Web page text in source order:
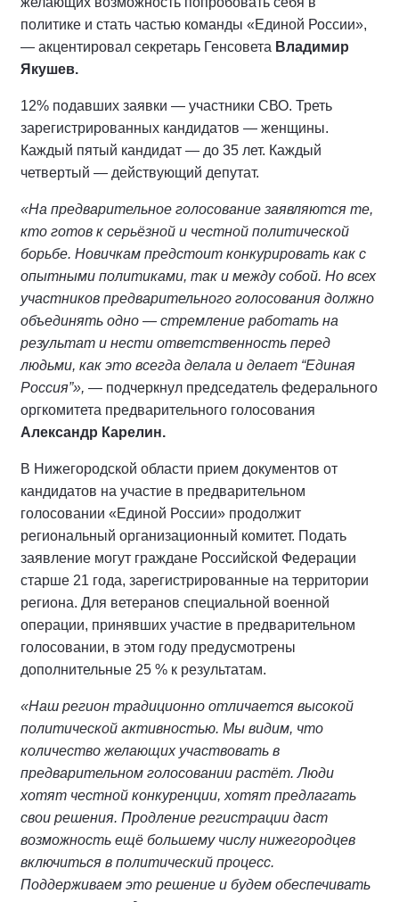
политике и стать частью команды «Единой России»,
— акцентировал секретарь Генсовета Владимир
Якушев.
12% подавших заявки — участники СВО. Треть
зарегистрированных кандидатов — женщины.
Каждый пятый кандидат — до 35 лет. Каждый
четвертый — действующий депутат.
«На предварительное голосование заявляются те,
кто готов к серьёзной и честной политической
борьбе. Новичкам предстоит конкурировать как с
опытными политиками, так и между собой. Но всех
участников предварительного голосования должно
объединять одно — стремление работать на
результат и нести ответственность перед
людьми, как это всегда делала и делает “Единая
Россия”», — подчеркнул председатель федерального
оргкомитета предварительного голосования
Александр Карелин.
В Нижегородской области прием документов от
кандидатов на участие в предварительном
голосовании «Единой России» продолжит
региональный организационный комитет. Подать
заявление могут граждане Российской Федерации
старше 21 года, зарегистрированные на территории
региона. Для ветеранов специальной военной
операции, принявших участие в предварительном
голосовании, в этом году предусмотрены
дополнительные 25 % к результатам.
«Наш регион традиционно отличается высокой
политической активностью. Мы видим, что
количество желающих участвовать в
предварительном голосовании растёт. Люди
хотят честной конкуренции, хотят предлагать
свои решения. Продление регистрации даст
возможность ещё большему числу нижегородцев
включиться в политический процесс.
Поддерживаем это решение и будем обеспечивать